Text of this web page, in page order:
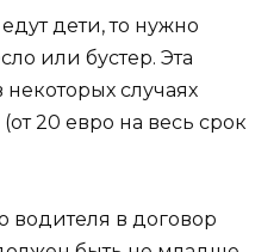
дети, то нужно
или бустер. Эта
некоторых случаях
(от 20 евро на весь срок
водителя в договор